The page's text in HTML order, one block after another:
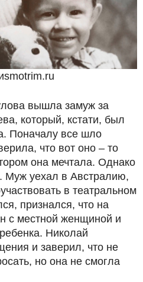
вышла замуж за
который, кстати, был
Поначалу все шло
что вот оно – то
она мечтала. Однако
Муж уехал в Австралию,
в театральном
признался, что на
с местной женщиной и
Николай
и заверил, что не
но она не смогла